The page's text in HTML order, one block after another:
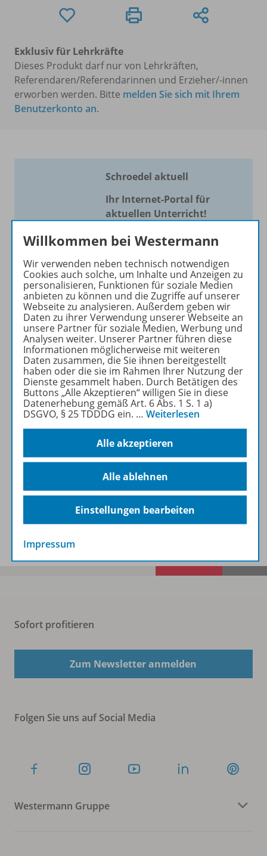
Exklusiv für Lehrkräfte
Dieses Produkt darf nur von Lehrkräften,
Referendaren/Referendarinnen und Erzieher/-innen
erworben werden. Bitte melden Sie sich mit Ihrem
Benutzerkonto an.
Schroedel aktuell
Ihr Internet-Portal für
aktuellen Unterricht!
Mit Schroedel aktuell bieten
Ihren Unterricht aktuell und
einfach zu gestalten. Jede
Woche drei bis vier
Neuerscheinungen mit
großem Online Archiv.
Mehr erfahren
Informationen
Spar-Pakete
Sofort profitieren
Zum Newsletter anmelden
Folgen Sie uns auf Social Media
Westermann Gruppe
Willkommen bei Westermann
Wir verwenden neben technisch notwendigen
Cookies auch solche, um Inhalte und Anzeigen zu
personalisieren, Funktionen für soziale Medien
anbieten zu können und die Zugriffe auf unserer
Webseite zu analysieren. Außerdem geben wir
Daten zu ihrer Verwendung unserer Webseite an
unsere Partner für soziale Medien, Werbung und
Analysen weiter. Unserer Partner führen diese
Informationen möglicherweise mit weiteren
Daten zusammen, die Sie ihnen bereitgestellt
haben oder die sie im Rahmen Ihrer Nutzung der
Dienste gesammelt haben. Durch Betätigen des
Buttons „Alle Akzeptieren“ willigen Sie in diese
Datenerhebung gemäß Art. 6 Abs. 1 S. 1 a)
DSGVO, § 25 TDDDG ein. … Weiterlesen
Alle akzeptieren
Alle ablehnen
Einstellungen bearbeiten
Impressum